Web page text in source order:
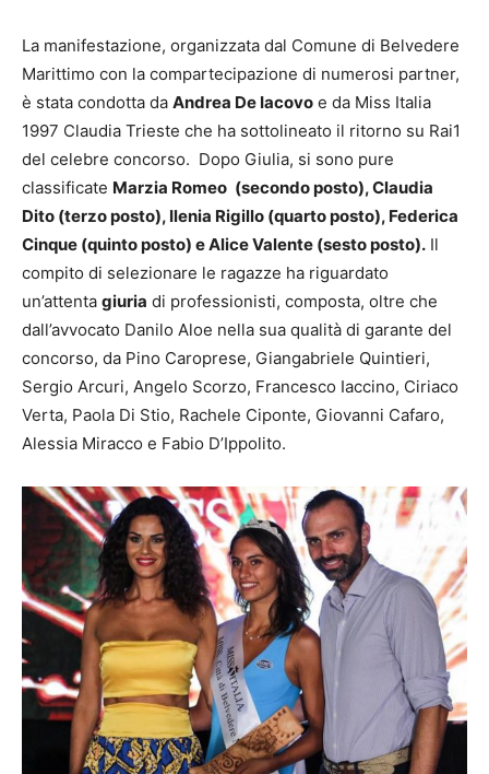
La manifestazione, organizzata dal Comune di Belvedere
Marittimo con la compartecipazione di numerosi partner,
è stata condotta da Andrea De Iacovo e da Miss Italia
1997 Claudia Trieste che ha sottolineato il ritorno su Rai1
del celebre concorso. Dopo Giulia, si sono pure
classificate Marzia Romeo (secondo posto), Claudia
Dito (terzo posto), Ilenia Rigillo (quarto posto), Federica
Cinque (quinto posto) e Alice Valente (sesto posto). Il
compito di selezionare le ragazze ha riguardato
un’attenta giuria di professionisti, composta, oltre che
dall’avvocato Danilo Aloe nella sua qualità di garante del
concorso, da Pino Caroprese, Giangabriele Quintieri,
Sergio Arcuri, Angelo Scorzo, Francesco Iaccino, Ciriaco
Verta, Paola Di Stio, Rachele Ciponte, Giovanni Cafaro,
Alessia Miracco e Fabio D’Ippolito.